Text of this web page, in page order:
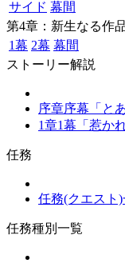
サイド 幕間
第4章：新生なる作
1幕 2幕 幕間
ストーリー解説
序章序幕「と
1章1幕「惹か
任務
任務(クエスト)
任務種別一覧